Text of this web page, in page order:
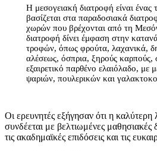
Η μεσογειακή διατροφή είναι ένας
βασίζεται στα παραδοσιακά
χωρών που βρέχονται από τη
διατροφή δίνει έμφαση στην
τροφών, όπως φρούτα, λαχανικά,
αλέσεως, όσπρια, ξηρούς καρπούς,
εξαιρετικό παρθένο ελαιόλαδο, με
ψαριών, πουλερικών και
Οι ερευνητές εξήγησαν ότι η καλύτερη
συνδέεται με βελτιωμένες μαθησιακές
τις ακαδημαϊκές επιδόσεις και τις